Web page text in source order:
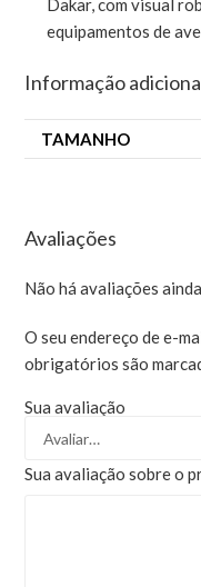
Dakar, com visual
equipamentos de
Informação
TAMANHO
Avaliações
Não há avaliações
O seu endereço de e-
obrigatórios são
Sua avaliação
Sua avaliação sobre o